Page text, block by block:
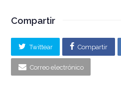
Compartir
Twittear Compartir
Correo electrónico